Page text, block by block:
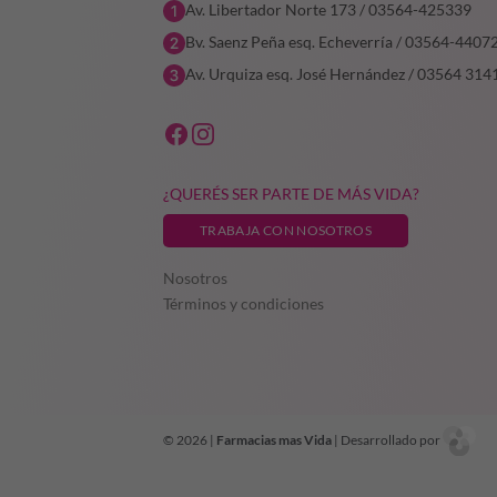
Av. Libertador Norte 173 / 03564-425339
Bv. Saenz Peña esq. Echeverría / 03564-
Av. Urquiza esq. José Hernández / 03564
¿QUERÉS SER PARTE DE MÁS VIDA?
TRABAJA CON NOSOTROS
Nosotros
Términos y condiciones
© 2026 | Farmacias mas Vida | Desarrollado por